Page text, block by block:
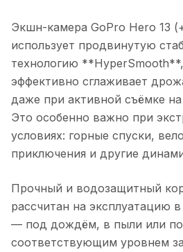
Экшн-камера GoPro Hero 13
использует продвинутую
технологию
эффективно сглаживает
даже при активной съёмке
Это особенно важно при
условиях: горные спуски,
приключения и другие
Прочный и водозащитный
рассчитан на эксплуатацию
— под дождём, в пыли или
соответствующим уровнем